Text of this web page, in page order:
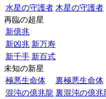
水星の守護者 木星の守護者
再臨の超星
新億兆
新凶兆 新万寿
新千手 新百式
未知の新星
極悪生命体
裏極悪生命体
混沌の億兆龍 裏混沌の億兆